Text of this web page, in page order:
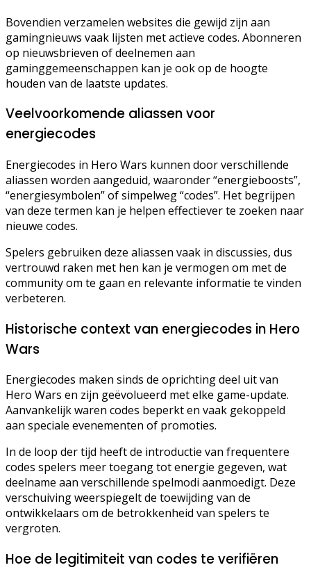
Bovendien verzamelen websites die gewijd zijn aan
gamingnieuws vaak lijsten met actieve codes. Abonneren
op nieuwsbrieven of deelnemen aan
gaminggemeenschappen kan je ook op de hoogte
houden van de laatste updates.
Veelvoorkomende aliassen voor
energiecodes
Energiecodes in Hero Wars kunnen door verschillende
aliassen worden aangeduid, waaronder “energieboosts”,
“energiesymbolen” of simpelweg “codes”. Het begrijpen
van deze termen kan je helpen effectiever te zoeken naar
nieuwe codes.
Spelers gebruiken deze aliassen vaak in discussies, dus
vertrouwd raken met hen kan je vermogen om met de
community om te gaan en relevante informatie te vinden
verbeteren.
Historische context van energiecodes in Hero
Wars
Energiecodes maken sinds de oprichting deel uit van
Hero Wars en zijn geëvolueerd met elke game-update.
Aanvankelijk waren codes beperkt en vaak gekoppeld
aan speciale evenementen of promoties.
In de loop der tijd heeft de introductie van frequentere
codes spelers meer toegang tot energie gegeven, wat
deelname aan verschillende spelmodi aanmoedigt. Deze
verschuiving weerspiegelt de toewijding van de
ontwikkelaars om de betrokkenheid van spelers te
vergroten.
Hoe de legitimiteit van codes te verifiëren